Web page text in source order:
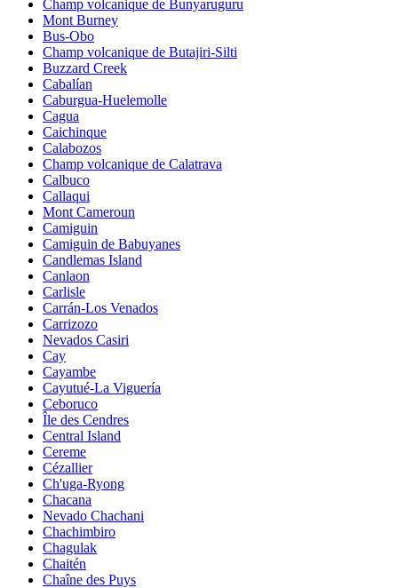
Champ volcanique de Bunyaruguru
Mont Burney
Bus-Obo
Champ volcanique de Butajiri-Silti
Buzzard Creek
Cabalían
Caburgua-Huelemolle
Cagua
Caichinque
Calabozos
Champ volcanique de Calatrava
Calbuco
Callaqui
Mont Cameroun
Camiguin
Camiguin de Babuyanes
Candlemas Island
Canlaon
Carlisle
Carrán-Los Venados
Carrizozo
Nevados Casiri
Cay
Cayambe
Cayutué-La Viguería
Ceboruco
Île des Cendres
Central Island
Cereme
Cézallier
Ch'uga-Ryong
Chacana
Nevado Chachani
Chachimbiro
Chagulak
Chaitén
Chaîne des Puys